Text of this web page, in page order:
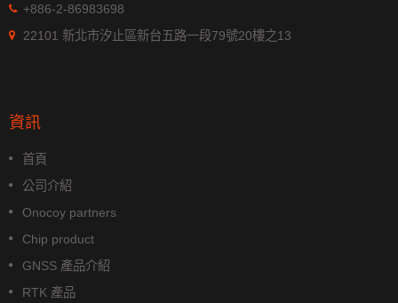
+886-2-86983698
22101 新北市汐止區新台五路一段79號20樓之13
資訊
首頁
公司介紹
Onocoy partners
Chip product
GNSS 產品介紹
RTK 產品